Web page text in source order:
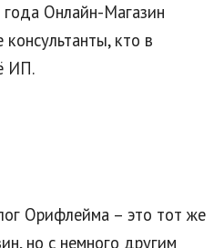
года Онлайн-Магазин
кто в
ИП.
Орифлейма – это тот же
но с немного другим